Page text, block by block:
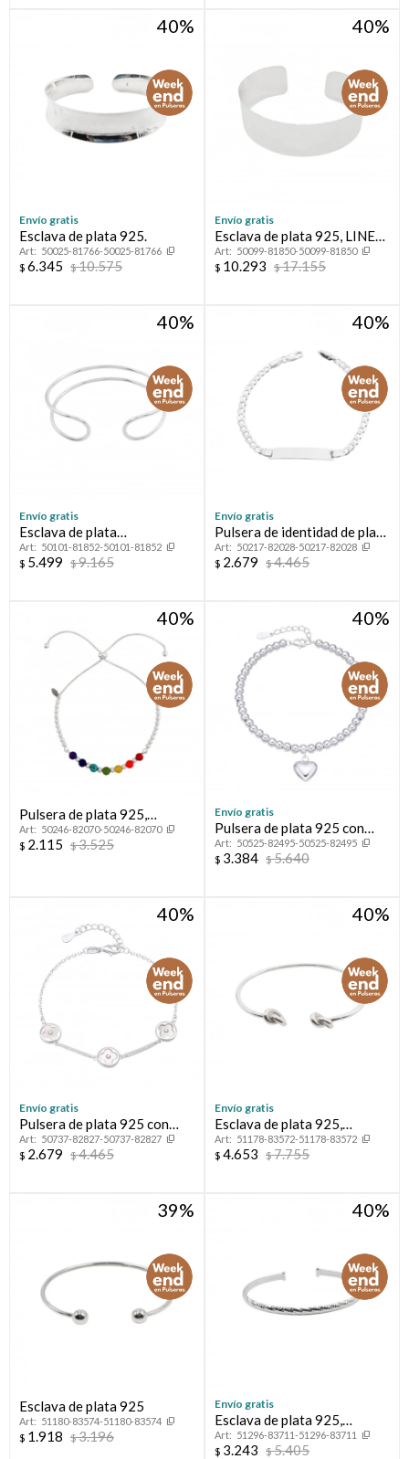
40
Envío gratis
Esclava de plata 925.
50025-81766-50025-81766
$ 6.345 $10.575
40
Envío gratis
Esclava de plata 925, LINEA
FLORESSER
50099-81850-50099-81850
$ 10.293 $17.155
40
Envío gratis
Esclava de plata
925,CALADA.
50101-81852-50101-81852
$ 5.499 $9.165
40
Envío gratis
Pulsera de identidad de plata
925.50217-82028-50217-82028
$ 2.679 $4.465
40
Pulsera de plata 925,
CHAKRAS.
50246-82070-50246-82070
$ 2.115 $3.525
40
Envío gratis
Pulsera de plata 925 con
dije, CORAZON.
50525-82495-50525-82495
$ 3.384 $5.640
40
Envío gratis
Pulsera de plata 925 con
nácar, VAN.
50737-82827-50737-82827
$ 2.679 $4.465
40
Envío gratis
Esclava de plata 925,
NUDITOS.
51178-83572-51178-83572
$ 4.653 $7.755
39
Esclava de plata 925
51180-83574-51180-83574
$ 1.918 $3.196
40
Envío gratis
Esclava de plata 925,
LAPIDADA.
51296-83711-51296-83711
$ 3.243 $5.405